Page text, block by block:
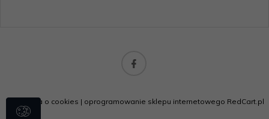
Informacja o cookies | oprogramowanie sklepu internetowego RedCart.pl